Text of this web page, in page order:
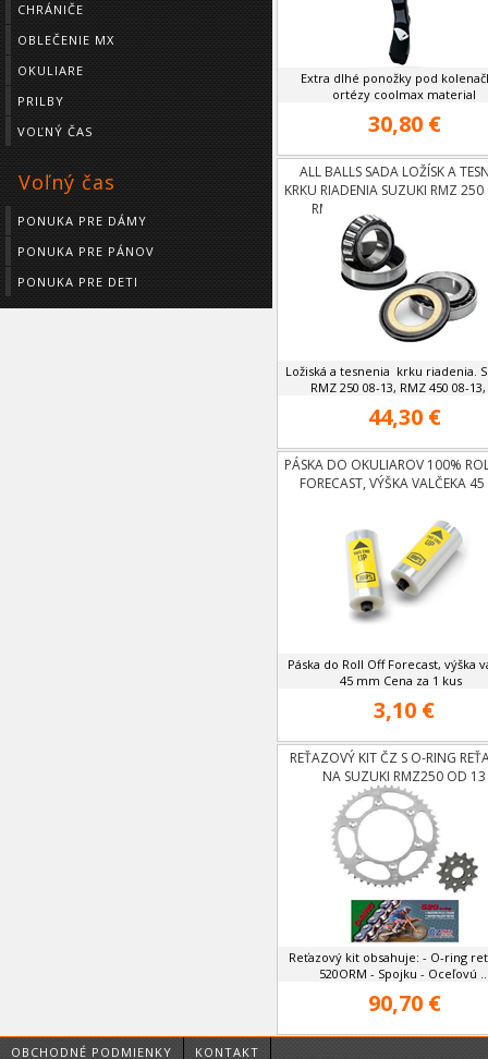
CHRÁNIČE
OBLEČENIE MX
OKULIARE
PRILBY
VOĽNÝ ČAS
Voľný čas
PONUKA PRE DÁMY
PONUKA PRE PÁNOV
PONUKA PRE DETI
Extra dlhé ponožky pod
ortézy coolmax material
30,80 €
ALL BALLS SADA LOŽÍSK A
KRKU RIADENIA SUZUKI RMZ
RMZ 450 08-13,RMX 450 10-
Ložiská a tesnenia krku riadenia.
RMZ 250 08-13, RMZ 450 08-13,
44,30 €
PÁSKA DO OKULIAROV 100%
FORECAST, VÝŠKA VALČEKA
Páska do Roll Off Forecast, výška
45 mm Cena za 1 kus
3,10 €
REŤAZOVÝ KIT ČZ S O-RING
NA SUZUKI RMZ250 OD 13
Reťazový kit obsahuje: - O-ring
520ORM - Spojku - Oceľovú
90,70 €
OBCHODNÉ PODMIENKY KONTAKT